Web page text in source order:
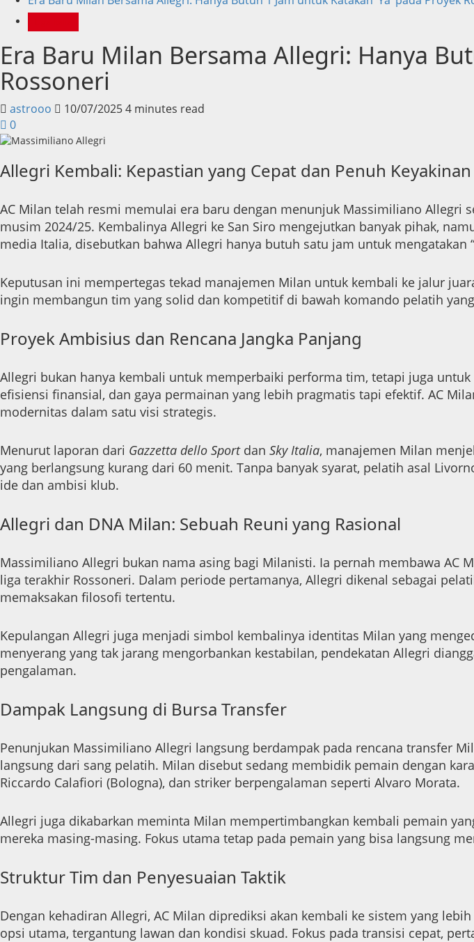
Era Baru Milan Bersama Allegri: Hanya
Rossoneri
astrooo 10/07/20254 minutes read
0
Allegri Kembali: Kepastian yang Cepat dan Penuh Keyakinan
AC Milan telah resmi memulai era baru dengan menunjuk Massimiliano Allegri
musim 2024/25. Kembalinya Allegri ke San Siro mengejutkan banyak pihak,
media Italia, disebutkan bahwa Allegri hanya butuh satu jam untuk
Keputusan ini mempertegas tekad manajemen Milan untuk kembali ke jalur
ingin membangun tim yang solid dan kompetitif di bawah komando pelatih
Proyek Ambisius dan Rencana Jangka Panjang
Allegri bukan hanya kembali untuk memperbaiki performa tim, tetapi juga
efisiensi finansial, dan gaya permainan yang lebih pragmatis tapi efektif. AC
modernitas dalam satu visi strategis.
Menurut laporan dari Gazzetta dello Sportdan Sky Italia, manajemen Milan
yang berlangsung kurang dari 60 menit. Tanpa banyak syarat, pelatih asal
ide dan ambisi klub.
Allegri dan DNA Milan: Sebuah Reuni yang Rasional
Massimiliano Allegri bukan nama asing bagi Milanisti. Ia pernah membawa AC
liga terakhir Rossoneri. Dalam periode pertamanya, Allegri dikenal sebagai
memaksakan filosofi tertentu.
Kepulangan Allegri juga menjadi simbol kembalinya identitas Milan yang
menyerang yang tak jarang mengorbankan kestabilan, pendekatan Allegri
pengalaman.
Dampak Langsung di Bursa Transfer
Penunjukan Massimiliano Allegri langsung berdampak pada rencana transfer
langsung dari sang pelatih. Milan disebut sedang membidik pemain dengan
Riccardo Calafiori (Bologna), dan striker berpengalaman seperti Alvaro Morata.
Allegri juga dikabarkan meminta Milan mempertimbangkan kembali pemain
mereka masing-masing. Fokus utama tetap pada pemain yang bisa langsung
Struktur Tim dan Penyesuaian Taktik
Dengan kehadiran Allegri, AC Milan diprediksi akan kembali ke sistem yang
opsi utama, tergantung lawan dan kondisi skuad. Fokus pada transisi cepat,